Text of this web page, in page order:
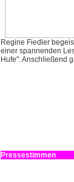
Regine Fiedler
einer spannenden
Hufe". Anschließend
Pressestimmen